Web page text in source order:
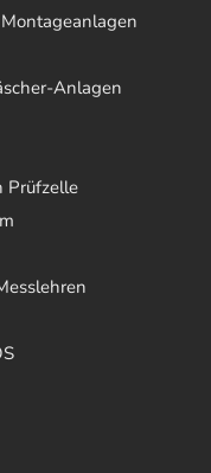
Anlagen
Prüfzelle